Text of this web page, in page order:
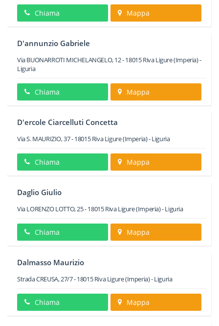
Chiama Mappa
D'annunzio Gabriele
Via BUONARROTI MICHELANGELO, 12-18015Riva Ligure(Imperia) -
Liguria
Chiama Mappa
D'ercole Ciarcelluti Concetta
Via S. MAURIZIO, 37-18015 Riva Ligure(Imperia) -Liguria
Chiama Mappa
Daglio Giulio
Via LORENZO LOTTO, 25-18015Riva Ligure(Imperia) -Liguria
Chiama Mappa
Dalmasso Maurizio
Strada CREUSA, 27/7-18015 Riva Ligure(Imperia) -Liguria
Chiama Mappa